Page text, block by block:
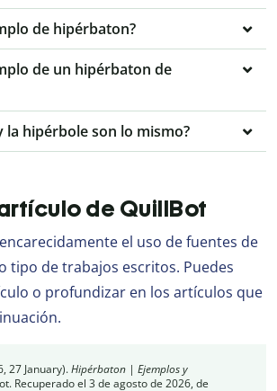
de hipérbaton?
de un hipérbaton de
la hipérbole son lo mismo?
de QuillBot
el uso de fuentes de
tipo de trabajos escritos. Puedes
o profundizar en los artículos que
27 January).Hipérbaton | Ejemplos y
Recuperado el 3 de agosto de 2026, de